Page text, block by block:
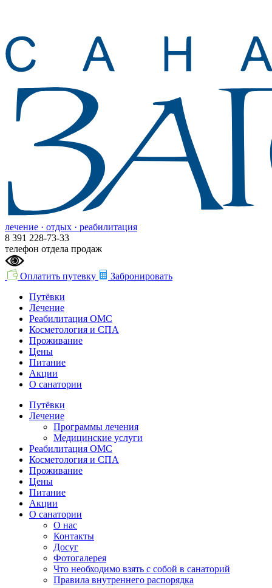
лечение · отдых · реабилитация
8 391 228-73-33
телефон отдела продаж
Оплатить путевку
Забронировать
Путёвки
Лечение
Реабилитация ОМС
Косметология и СПА
Проживание
Цены
Питание
Акции
О санатории
Путёвки
Лечение
Программы лечения
Медицинские услуги
Реабилитация ОМС
Косметология и СПА
Проживание
Цены
Питание
Акции
О санатории
О нас
Контакты
Досуг
Фотогалерея
Что необходимо взять с собой в санаторий
Правила внутреннего распорядка